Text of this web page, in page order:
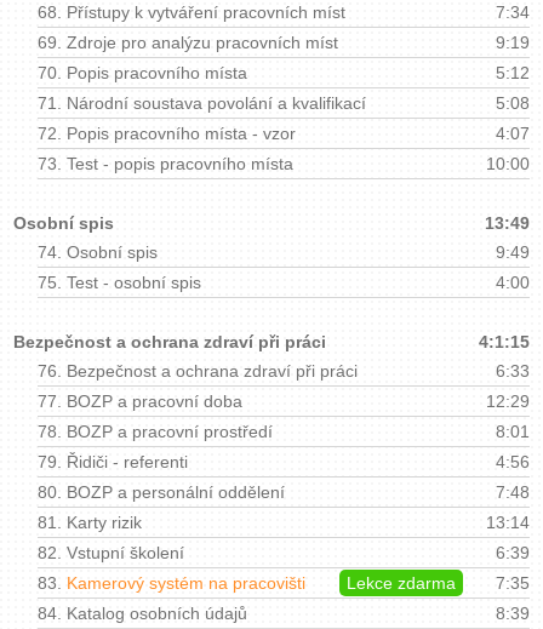
68. Přístupy k vytváření pracovních míst
7:34
69. Zdroje pro analýzu pracovních míst
9:19
70. Popis pracovního místa
5:12
71. Národní soustava povolání a kvalifikací
5:08
72. Popis pracovního místa - vzor
4:07
73. Test - popis pracovního místa 10:00
Osobní spis
13:49
74. Osobní spis
9:49
75. Test - osobní spis 4:00
Bezpečnost a ochrana zdraví při práci
4:1:15
76. Bezpečnost a ochrana zdraví při práci
6:33
77. BOZP a pracovní doba
12:29
78. BOZP a pracovní prostředí
8:01
79. Řidiči - referenti
4:56
80. BOZP a personální oddělení
7:48
81. Karty rizik
13:14
82. Vstupní školení
6:39
83. Kamerový systém na pracovišti Lekce zdarma
7:35
84. Katalog osobních údajů
8:39